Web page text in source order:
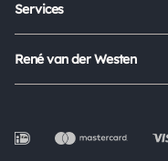
Status bestelling
Mijn account
Services
René van der Westen
Werken bij